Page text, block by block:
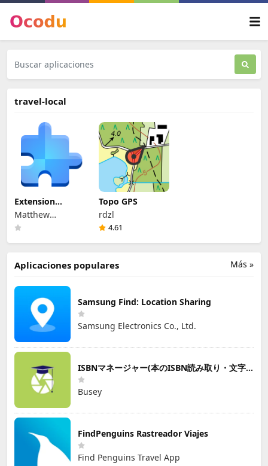
travel-local
Extension
Manager
Matthew
Jakeman
Topo GPS
rdzl
4.61
Más »
Aplicaciones populares
Samsung Find: Location Sharing
Samsung Electronics Co., Ltd.
ISBNマネージャー(本のISBN読み取り・文字認識)
Busey
FindPenguins Rastreador Viajes
Find Penguins Travel App